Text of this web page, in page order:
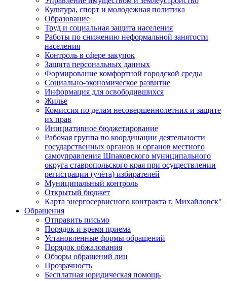
Культура, спорт и молодежная политика
Образование
Труд и социальная защита населения
Работы по снижению неформальной занятости
населения
Контроль в сфере закупок
Защита персональных данных
Формирование комфортной городской среды
Социально-экономическое развитие
Информация для освободившихся
Жилье
Комиссия по делам несовершеннолетних и защите
их прав
Инициативное бюджетирование
Рабочая группа по координации деятельности
государственных органов и органов местного
самоуправления Шпаковского муниципального
округа ставропольского края при осуществлении
регистрации (учёта) избирателей
Муниципальный контроль
Открытый бюджет
Карта энергосервисного контракта г. Михайловск"
Обращения
Отправить письмо
Порядок и время приема
Установленные формы обращений
Порядок обжалования
Обзоры обращений лиц
Прозрачность
Бесплатная юридическая помощь